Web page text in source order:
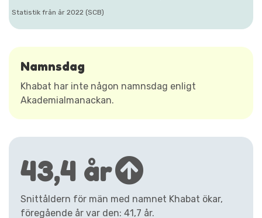
Statistik från år 2022 (SCB)
Namnsdag
Khabat har inte någon namnsdag enligt
Akademialmanackan.
43,4 år
Snittåldern för män med namnet Khabat ökar,
föregående år var den: 41,7 år.